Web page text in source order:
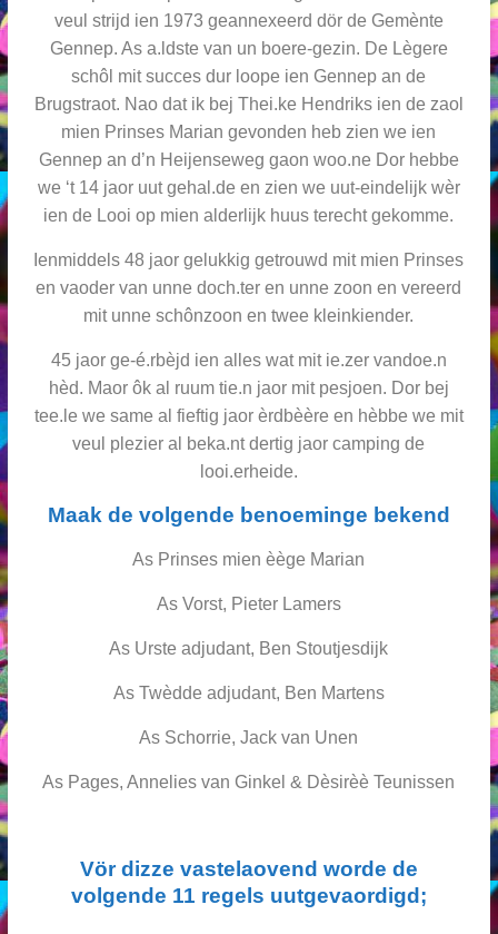
veul strijd ien 1973 geannexeerd dör de Gemènte
Gennep. As a.ldste van un boere-gezin. De Lègere
schôl mit succes dur loope ien Gennep an de
Brugstraot. Nao dat ik bej Thei.ke Hendriks ien de zaol
mien Prinses Marian gevonden heb zien we ien
Gennep an d’n Heijenseweg gaon woo.ne Dor hebbe
we ‘t 14 jaor uut gehal.de en zien we uut-eindelijk wèr
ien de Looi op mien alderlijk huus terecht gekomme.
Ienmiddels 48 jaor gelukkig getrouwd mit mien Prinses
en vaoder van unne doch.ter en unne zoon en vereerd
mit unne schônzoon en twee kleinkiender.
45 jaor ge-é.rbèjd ien alles wat mit ie.zer vandoe.n
hèd. Maor ôk al ruum tie.n jaor mit pesjoen. Dor bej
tee.le we same al fieftig jaor èrdbèère en hèbbe we mit
veul plezier al beka.nt dertig jaor camping de
looi.erheide.
Maak de volgende benoeminge bekend
As Prinses mien èège Marian
As Vorst, Pieter Lamers
As Urste adjudant, Ben Stoutjesdijk
As Twèdde adjudant, Ben Martens
As Schorrie, Jack van Unen
As Pages, Annelies van Ginkel & Dèsirèè Teunissen
Vör dizze vastelaovend worde de
volgende 11 regels uutgevaordigd;